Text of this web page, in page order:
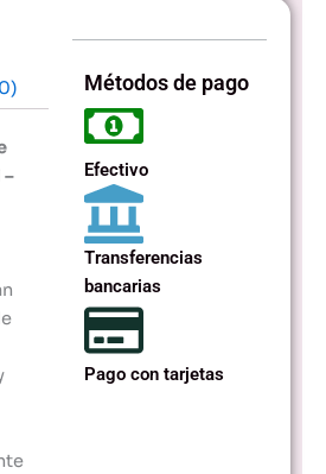
Métodos de pago
Efectivo
Transferencias
bancarias
Pago con tarjetas